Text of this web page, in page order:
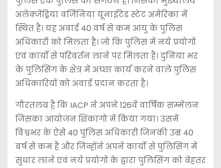
अलेक्जेंड्रिया वर्जिनिया यूनाईटेड स्टेट अमेरिका में
स्थित है। यह अवार्ड 40 वर्ष से कम आयु के पुलिस
अधिकारी को मिलता है। जो कि पुलिस में नये प्रयोगों
एवं कार्यों से परिवर्तन लाने पर मिलता है। दुनिया भर
के पुलिसिंग के क्षेत्र में अच्छा कार्य करने वाले पुलिस
अधिकारियों को अवार्ड प्रदान करता है।
गौरतलब है कि IACP ने अपने 126वें वार्षिक सम्मेलन
जिसका आयोजन शिकागो में किया गया। उसमें
विश्वभर के ऐसे 40 पुलिस अधिकारी जिनकी उम्र 40
वर्ष से कम है और जिन्होंने अपने कार्यो से पुलिसिंग में
सुधार लाने एवं नये प्रयोगों के द्वारा पुलिसिंग को बेहतर